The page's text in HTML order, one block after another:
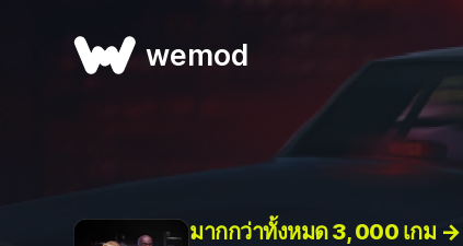
wemod
มากกว่าทั้งหมด 3, 000 เกม →